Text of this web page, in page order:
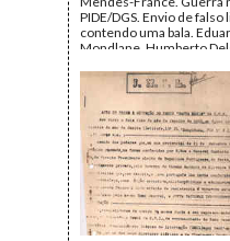
PIDE/DGS. Envio de falso
contendo uma bala.
Mondlane. Humberto
Portugal.
Remetente:Mário
Destinatário:Marcello
Data:quinta, 30 de abril
Fundo:AMS - Arquivo
Tipo Documental:
Página(s):3